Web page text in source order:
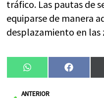
tráfico. Las pautas de
equiparse de manera
desplazamiento en las
Compartir
en
WhatsApp
en
AntANTERIOR